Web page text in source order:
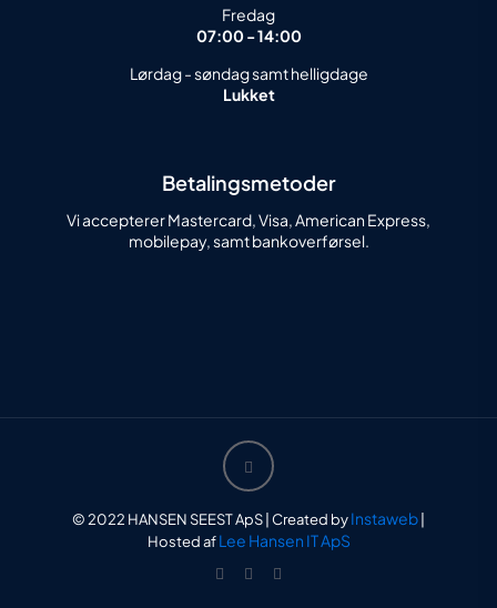
Fredag
07:00 - 14:00
Lørdag - søndag samt helligdage
Lukket
Betalingsmetoder
Vi accepterer Mastercard, Visa, American Express,
mobilepay, samt bankoverførsel.
© 2022 HANSEN SEEST ApS | Created byInstaweb
Hosted afLee Hansen IT ApS